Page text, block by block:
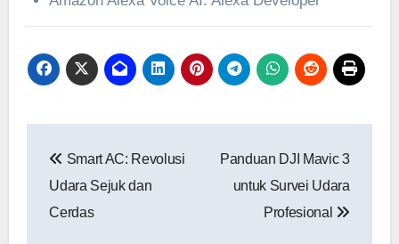
pos
Smart AC: Revolusi
Udara Sejuk dan
Cerdas
Panduan DJI Mavic 3
untuk Survei Udara
Profesional